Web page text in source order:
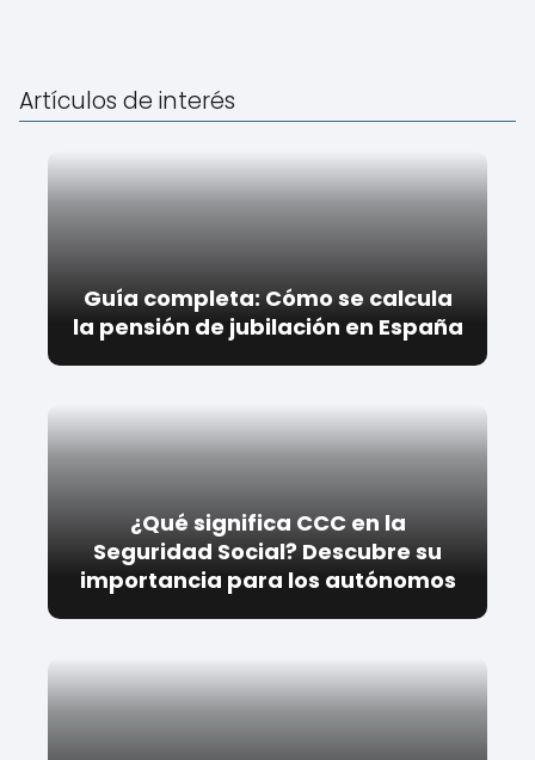
Artículos de interés
Guía completa: Cómo se calcula
la pensión de jubilación en España
¿Qué significa CCC en la
Seguridad Social? Descubre su
importancia para los autónomos